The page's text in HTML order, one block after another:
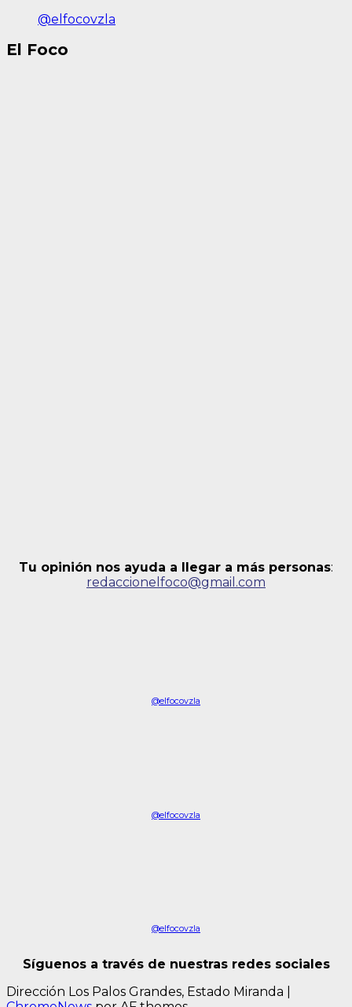
@elfocovzla
El Foco
Tu opinión nos ayuda a llegar a más personas:
redaccionelfoco@gmail.com
@elfocovzla
@elfocovzla
@elfocovzla
Síguenos a través de nuestras redes sociales
Dirección Los Palos Grandes, Estado Miranda